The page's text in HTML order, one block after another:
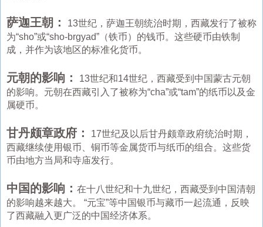
萨迦王朝：
13世纪，萨迦王朝统治时期，西藏发行了被称
为“sho”或“sho-brgyad”（铁币）的钱币。这些硬币由铁制
成，并作为该地区的标准化货币。
元朝的影响：
13世纪和14世纪，西藏受到中国蒙古元朝
的影响。元朝在西藏引入了被称为“cha”或“tam”的纸币以及金
属硬币。
甘丹颇章政府：
17世纪及以后甘丹颇章政府统治时期，
西藏继续使用银币、铜币等金属货币与纸币的组合。这些货
币由地方当局和寺庙发行。
中国的影响： 在十八世纪和十九世纪，西藏受到中国清朝
的影响越来越大。 “元宝”等中国银币与藏币一起流通，反映
了西藏融入更广泛的中国经济体系。